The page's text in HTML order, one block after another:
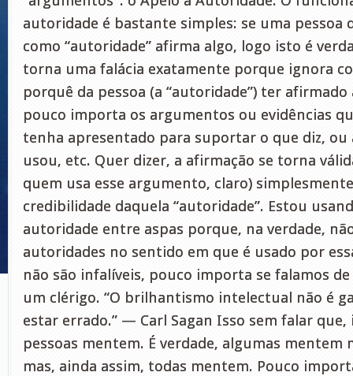
autoridade é bastante simples: se uma pessoa
como “autoridade” afirma algo, logo isto é
torna uma falácia exatamente porque ignora
porquê da pessoa (a “autoridade”) ter
pouco importa os argumentos ou evidências
tenha apresentado para suportar o que diz, ou
usou, etc. Quer dizer, a afirmação se torna
quem usa esse argumento, claro)
credibilidade daquela “autoridade”. Estou
autoridade entre aspas porque, na verdade,
autoridades no sentido em que é usado por
não são infalíveis, pouco importa se falamos
um clérigo. “O brilhantismo intelectual não é
estar errado.” — Carl Sagan Isso sem falar
pessoas mentem. É verdade, algumas mentem
mas, ainda assim, todas mentem. Pouco